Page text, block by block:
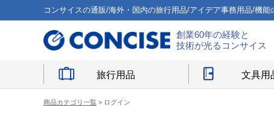
コンサイスの通販/海外・国内の旅行用品/アイデア事務用品/機
創業60年の経験と
技術が光るコンサイス
旅行用品 文具用
商品カテゴリ一覧 > ログイン